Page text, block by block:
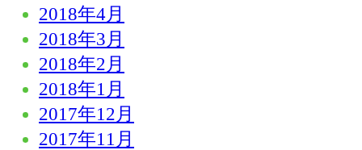
2018年4月
2018年3月
2018年2月
2018年1月
2017年12月
2017年11月